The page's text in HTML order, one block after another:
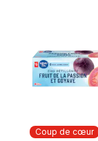
Coup de cœur